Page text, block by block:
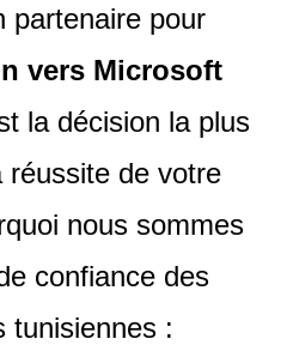
partenaire pour
vers Microsoft
la décision la plus
réussite de votre
nous sommes
confiance des
tunisiennes :